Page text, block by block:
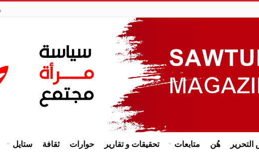
هُن متابعات تحقيقات و تقارير حوارات ثقافة ستايل